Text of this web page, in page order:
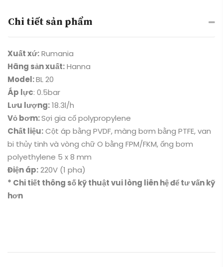
Chi tiết sản phẩm
Xuất xứ:Rumania
Hãng sản xuất:Hanna
Model:BL 20
Áp lực: 0.5bar
Lưu lượng:18.3l/h
Vỏ bơm:Sợi gia cố polypropylene
Chất liệu:Cột áp bằng PVDF, màng bơm bằng PTFE, van
bi thủy tinh và vòng chữ O bằng FPM/FKM, ống bơm
polyethylene 5 x 8 mm
Điện áp:220V (1 pha)
* Chi tiết thông số kỹ thuật vui lòng liên hệ để tư vấn kỹ
hơn